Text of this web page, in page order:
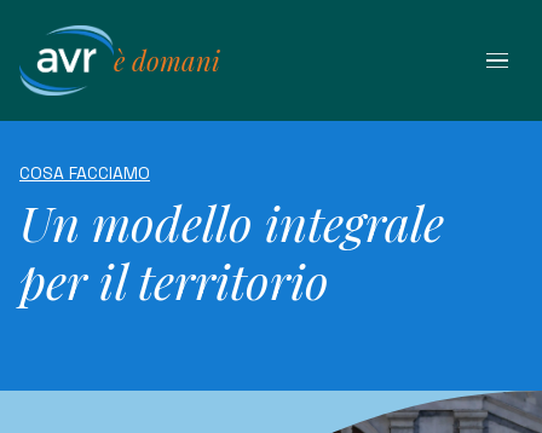
contenuto
è domani
COSA FACCIAMO
Un modello integrale
per il territorio